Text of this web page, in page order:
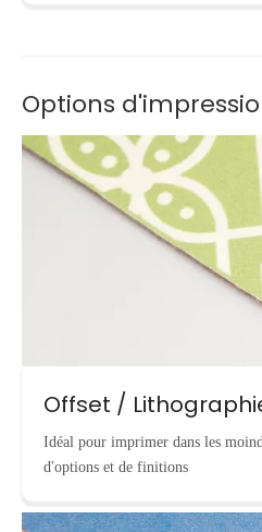
Options
Offset /
Idéal pour imprimer dans les
d'options et de finitions